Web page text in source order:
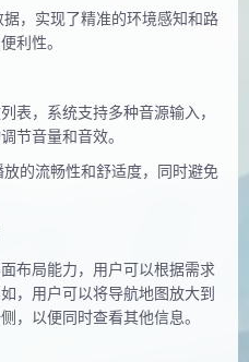
，实现了精准的环境感知和路
利性。
表，系统支持多种音源输入，
节音量和音效。
的流畅性和舒适度，同时避免
布局能力，用户可以根据需求
，用户可以将导航地图放大到
，以便同时查看其他信息。